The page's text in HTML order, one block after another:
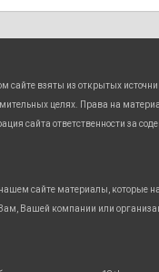
сайте взяты из открытых
целях. Права на
сайта ответственности за
сайте материалы, которые
Вашей компании или